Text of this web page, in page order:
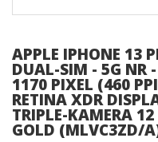
APPLE IPHONE 13
DUAL-SIM - 5G NR
1170 PIXEL (460
RETINA XDR
TRIPLE-KAMERA
GOLD (MLVC3ZD/